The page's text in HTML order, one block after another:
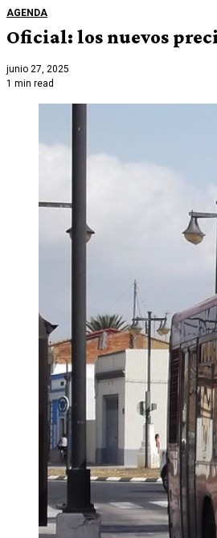
AGENDA
Oficial: los nuevos
junio 27, 2025
1 min read